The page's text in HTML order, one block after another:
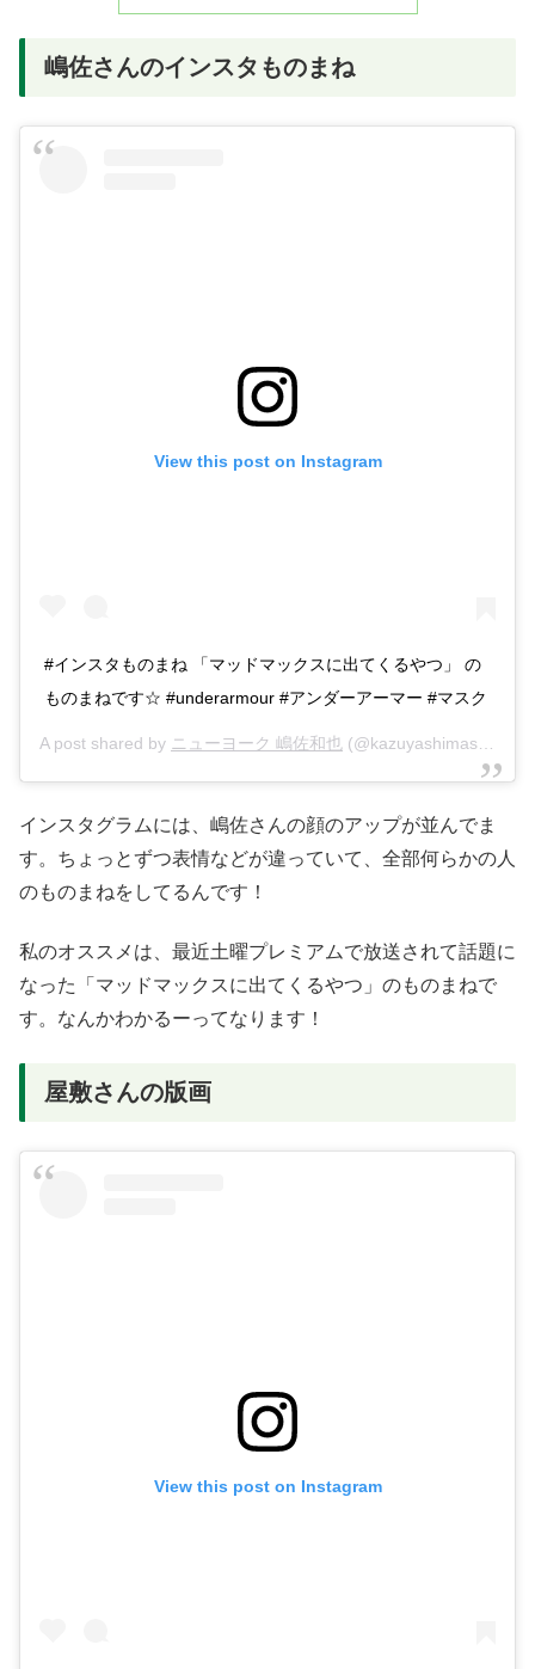
嶋佐さんのインスタものまね
View this post on Instagram
#インスタものまね 「マッドマックスに出てくるやつ」 の
ものまねです☆ #underarmour #アンダーアーマー #マスク
A post shared by ニューヨーク 嶋佐和也 (@kazuyashimasanewyork) on
インスタグラムには、嶋佐さんの顔のアップが並んでま
す。ちょっとずつ表情などが違っていて、全部何らかの人
のものまねをしてるんです！
私のオススメは、最近土曜プレミアムで放送されて話題に
なった「マッドマックスに出てくるやつ」のものまねで
す。なんかわかるーってなります！
屋敷さんの版画
View this post on Instagram